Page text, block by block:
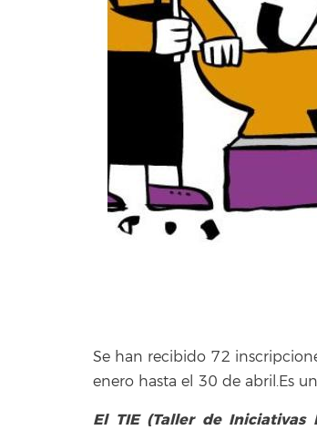
Se han recibido 72
enero hasta el 30 de abril.Es
El TIE (Taller de Iniciativas